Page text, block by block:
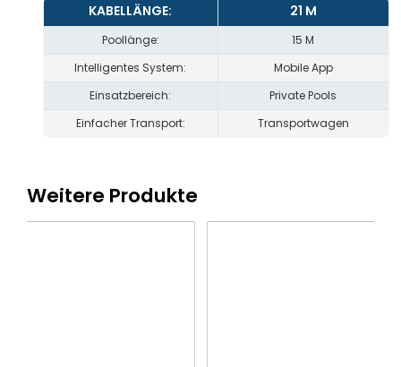
KABELLÄNGE: 21 M
Poollänge:
15 M
Intelligentes System:
Mobile App
Einsatzbereich:
Private Pools
Einfacher Transport:
Transportwagen
Weitere Produkte